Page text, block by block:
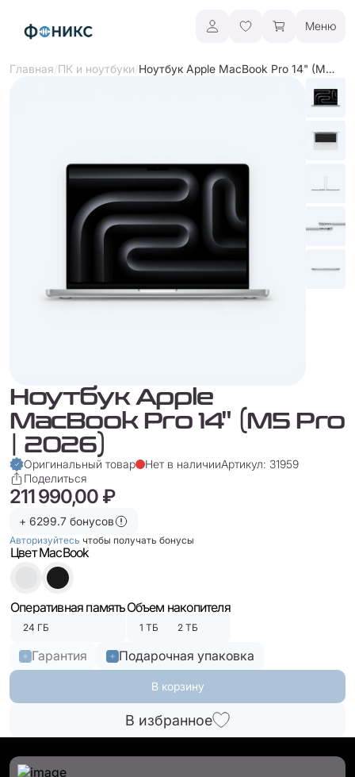
Меню
Главная/ПК и ноутбуки/ Ноутбук Apple MacBook Pro 14" (M5 Pro | 2026)
Ноутбук Apple
MacBook Pro 14" (M5 Pro
| 2026)
Оригинальный товар Нет в наличииАртикул: 31959
Поделиться
211 990,00 ₽
+ 6299.7 бонусов
Авторизуйтесь чтобы получать бонусы
Цвет MacBook
Оперативная память
24 ГБ
Объем накопителя
1 ТБ 2 ТБ
Гарантия Подарочная упаковка
В корзину
В избранное